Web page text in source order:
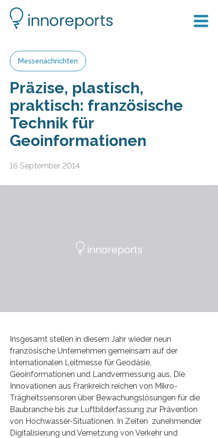
Messenachrichten
Präzise, plastisch,
praktisch: französische
Technik für
Geoinformationen
16 September 2014
Insgesamt stellen in diesem Jahr wieder neun
französische Unternehmen gemeinsam auf der
internationalen Leitmesse für Geodäsie,
Geoinformationen und Landvermessung aus. Die
Innovationen aus Frankreich reichen von Mikro-
Trägheitssensoren über Bewachungslösungen für die
Baubranche bis zur Luftbilderfassung zur Prävention
von Hochwasser-Situationen. In Zeiten zunehmender
Digitalisierung und Vernetzung von Verkehr und